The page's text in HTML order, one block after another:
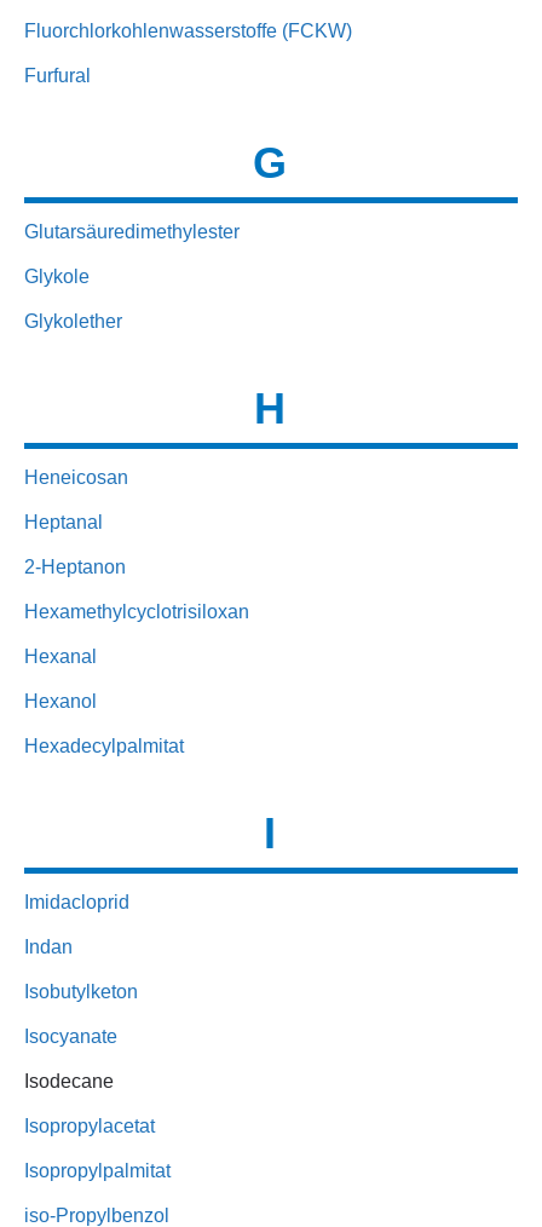
Fluorchlorkohlenwasserstoffe (FCKW)
Furfural
G
Glutarsäuredimethylester
Glykole
Glykolether
H
Heneicosan
Heptanal
2-Heptanon
Hexamethylcyclotrisiloxan
Hexanal
Hexanol
Hexadecylpalmitat
I
Imidacloprid
Indan
Isobutylketon
Isocyanate
Isodecane
Isopropylacetat
Isopropylpalmitat
iso-Propylbenzol